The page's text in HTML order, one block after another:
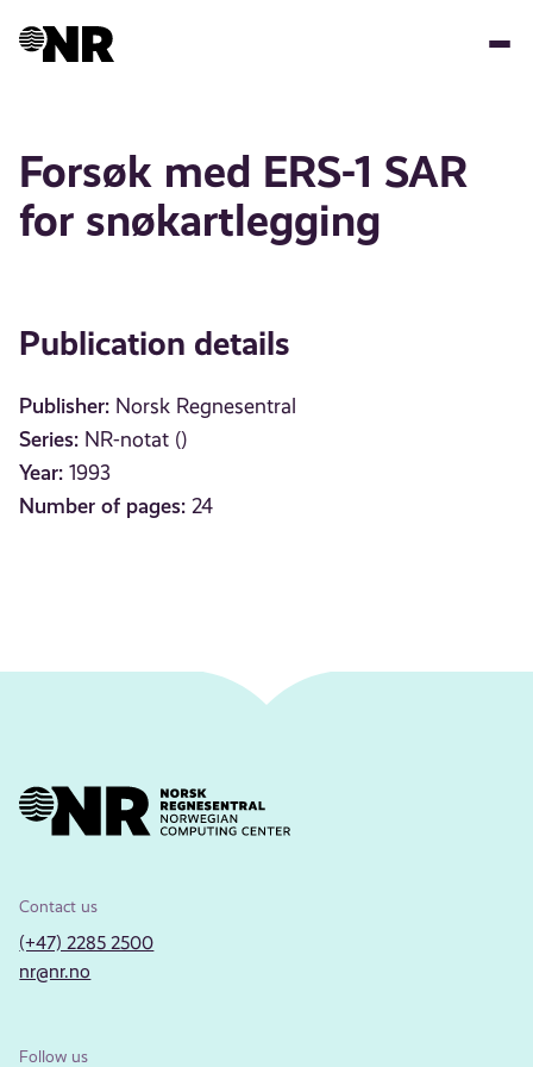
Forsøk med ERS-1 SAR
for snøkartlegging
Publication details
Publisher: Norsk Regnesentral
Series: NR-notat ()
Year: 1993
Number of pages: 24
Contact us
(+47) 2285 2500
nr@nr.no
Follow us